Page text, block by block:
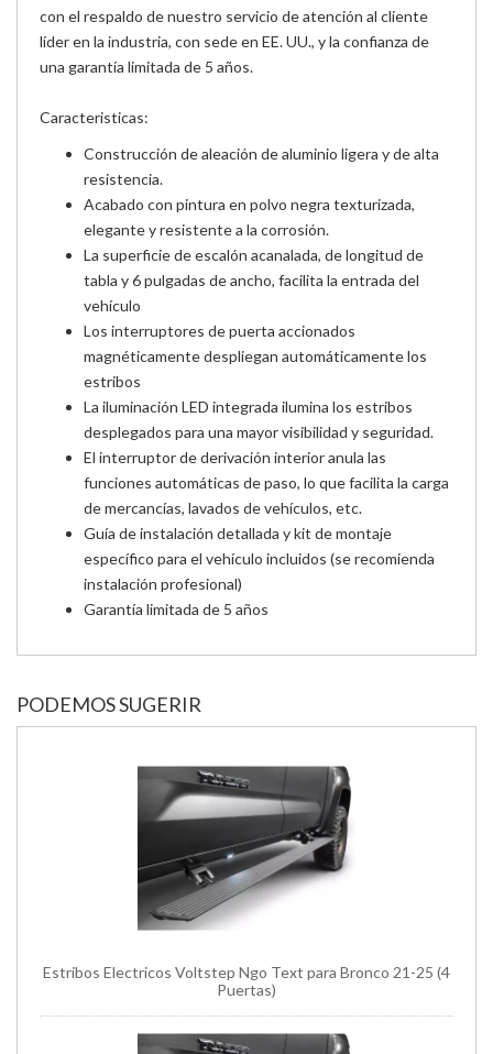
con el respaldo de nuestro servicio de atención al cliente
líder en la industria, con sede en EE. UU., y la confianza de
una garantía limitada de 5 años.
Caracteristicas:
Construcción de aleación de aluminio ligera y de alta
resistencia.
Acabado con pintura en polvo negra texturizada,
elegante y resistente a la corrosión.
La superficie de escalón acanalada, de longitud de
tabla y 6 pulgadas de ancho, facilita la entrada del
vehículo
Los interruptores de puerta accionados
magnéticamente despliegan automáticamente los
estribos
La iluminación LED integrada ilumina los estribos
desplegados para una mayor visibilidad y seguridad.
El interruptor de derivación interior anula las
funciones automáticas de paso, lo que facilita la carga
de mercancías, lavados de vehículos, etc.
Guía de instalación detallada y kit de montaje
específico para el vehículo incluidos (se recomienda
instalación profesional)
Garantía limitada de 5 años
PODEMOS SUGERIR
Estribos Electricos Voltstep Ngo Text para Bronco 21-25 (4
Puertas)